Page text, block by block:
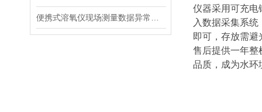
仪器采用可充电
入数据采集系
即可，存放需避
售后提供一年整
品质，成为水环